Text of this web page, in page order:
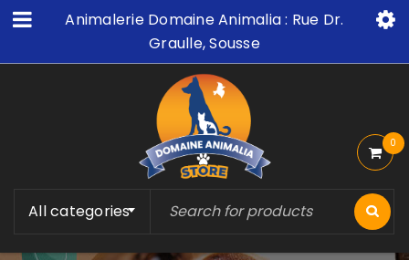
Animalerie Domaine Animalia : Rue Dr.
Graulle, Sousse
All categories
0